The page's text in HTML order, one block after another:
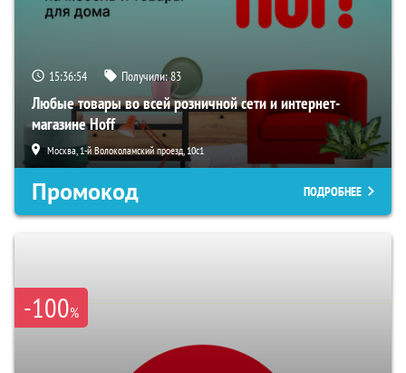
15:36:53 Получили:83
Любые товары во всей розничной сети и интернет-
магазине Hoff
Москва, 1-й Волоколамский проезд, 10с1
Промокод ПОДРОБНЕЕ
-100%